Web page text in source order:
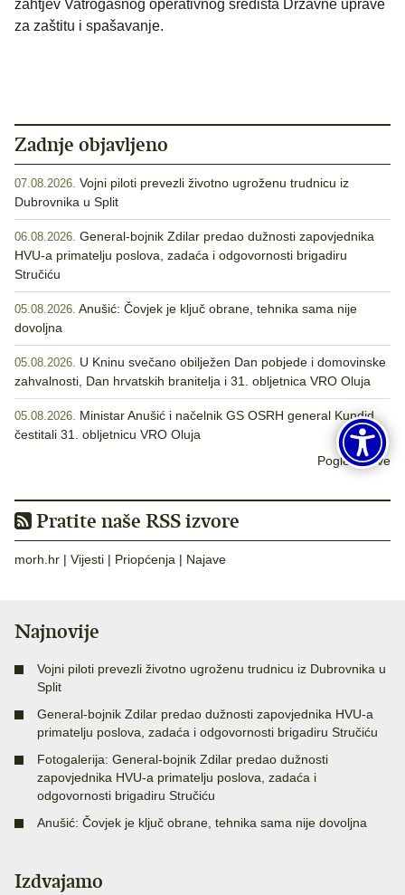
zahtjev Vatrogasnog operativnog središta Državne uprave
za zaštitu i spašavanje.
Zadnje objavljeno
07.08.2026. Vojni piloti prevezli životno ugroženu trudnicu iz
Dubrovnika u Split
06.08.2026. General-bojnik Zdilar predao dužnosti zapovjednika
HVU-a primatelju poslova, zadaća i odgovornosti brigadiru
Stručiću
05.08.2026. Anušić: Čovjek je ključ obrane, tehnika sama nije
dovoljna
05.08.2026. U Kninu svečano obilježen Dan pobjede i domovinske
zahvalnosti, Dan hrvatskih branitelja i 31. obljetnica VRO Oluja
05.08.2026. Ministar Anušić i načelnik GS OSRH general Kundid
čestitali 31. obljetnicu VRO Oluja
Pogledaj sve
Pratite naše RSS izvore
morh.hr | Vijesti | Priopćenja | Najave
Najnovije
Vojni piloti prevezli životno ugroženu trudnicu iz Dubrovnika u
Split
General-bojnik Zdilar predao dužnosti zapovjednika HVU-a
primatelju poslova, zadaća i odgovornosti brigadiru Stručiću
Fotogalerija: General-bojnik Zdilar predao dužnosti
zapovjednika HVU-a primatelju poslova, zadaća i
odgovornosti brigadiru Stručiću
Anušić: Čovjek je ključ obrane, tehnika sama nije dovoljna
Izdvajamo